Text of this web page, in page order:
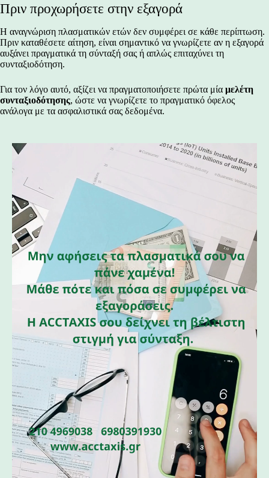
Πριν προχωρήσετε στην εξαγορά
Η αναγνώριση πλασματικών ετών δεν συμφέρει σε κάθε περίπτωση.
Πριν καταθέσετε αίτηση, είναι σημαντικό να γνωρίζετε αν η εξαγορά
αυξάνει πραγματικά τη σύνταξή σας ή απλώς επιταχύνει τη
συνταξιοδότηση.
Για τον λόγο αυτό, αξίζει να πραγματοποιήσετε πρώτα μία μελέτη
συνταξιοδότησης, ώστε να γνωρίζετε το πραγματικό όφελος
ανάλογα με τα ασφαλιστικά σας δεδομένα.